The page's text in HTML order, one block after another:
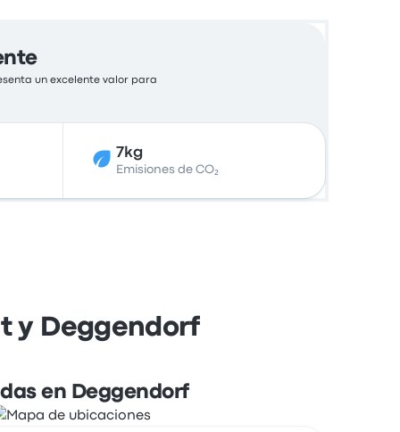
un excelente valor para
7kg
Emisiones de CO₂
y Deggendorf
en Deggendorf